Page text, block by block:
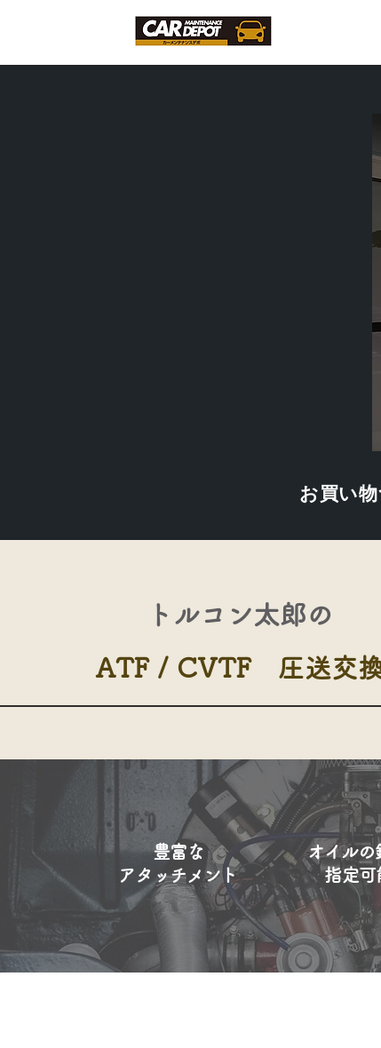
お買い
トルコン太郎の​
ATF / CVTF 圧送交
豊富な
​アタッチメント
オイルの
指定可